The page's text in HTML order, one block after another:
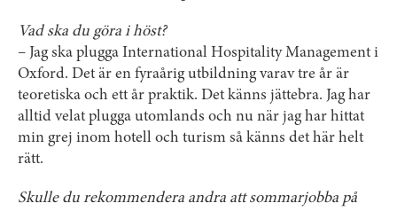
Vad ska du göra i höst?
– Jag ska plugga International Hospitality Management i
Oxford. Det är en fyraårig utbildning varav tre år är
teoretiska och ett år praktik. Det känns jättebra. Jag har
alltid velat plugga utomlands och nu när jag har hittat
min grej inom hotell och turism så känns det här helt
rätt.
Skulle du rekommendera andra att sommarjobba på